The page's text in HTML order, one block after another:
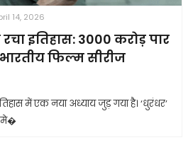
14, 2026
इतिहास: 3000 करोड़ पार
फिल्म सीरीज
में एक नया अध्याय जुड़ गया है। ‘धुरंधर’
मे�